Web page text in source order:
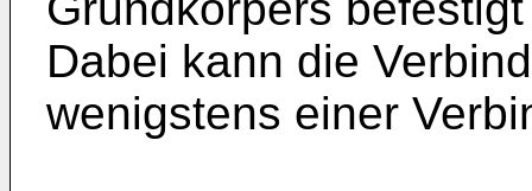
Dabei kann die
wenigstens einer